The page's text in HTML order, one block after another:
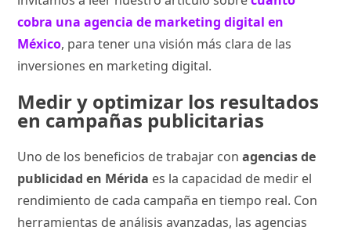
cobra una agencia de marketing digital en
México, para tener una visión más clara de las
inversiones en marketing digital.
Medir y optimizar los resultados
en campañas publicitarias
Uno de los beneficios de trabajar conagencias de
publicidad en Mérida es la capacidad de medir el
rendimiento de cada campaña en tiempo real. Con
herramientas de análisis avanzadas, las agencias